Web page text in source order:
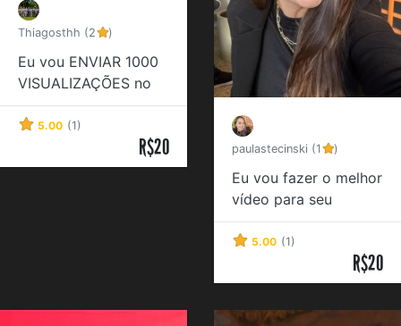
Thiagosthh (2 )
Eu vou ENVIAR 1000
VISUALIZAÇÕES no
youtube
5.00 (1)
R$20 paulastecinski (1 )
Eu vou fazer o melhor
vídeo para seu
produto
5.00 (1)
R$20